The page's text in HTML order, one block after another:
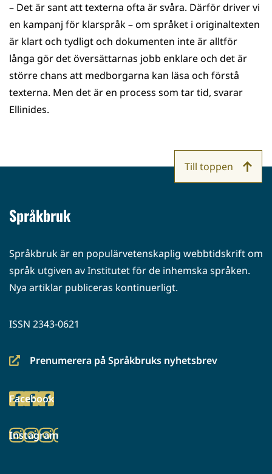
– Det är sant att texterna ofta är svåra. Därför driver vi
en kampanj för klarspråk – om språket i originaltexten
är klart och tydligt och dokumenten inte är alltför
långa gör det översättarnas jobb enklare och det är
större chans att medborgarna kan läsa och förstå
texterna. Men det är en process som tar tid, svarar
Ellinides.
Språkbruk
Språkbruk är en populärvetenskaplig webbtidskrift om
språk utgiven av Institutet för de inhemska språken.
Nya artiklar publiceras kontinuerligt.
ISSN 2343-0621
Prenumerera på Språkbruks nyhetsbrev
(siirryt
palveluun)
Facebook
(siirryt
palveluun)
Instagram
(siirryt
Till toppen